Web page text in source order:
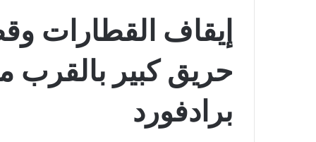
إيقاف القطارات
حريق كبير بالقرب
برادفورد